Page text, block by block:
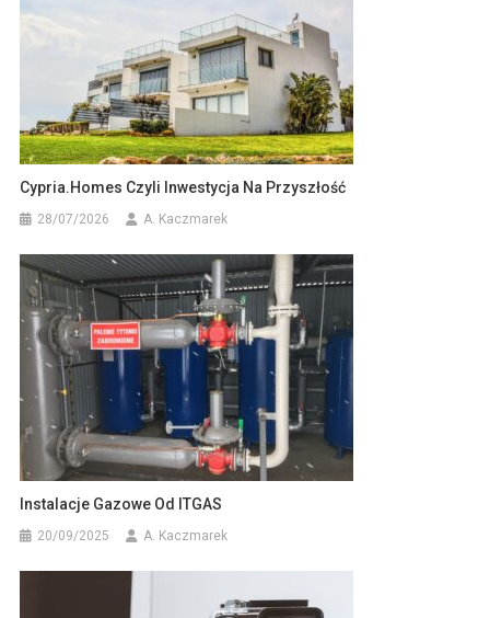
Cypria.homes Czyli Inwestycja Na Przyszłość
28/07/2026 A. Kaczmarek
Instalacje Gazowe Od ITGAS
20/09/2025 A. Kaczmarek